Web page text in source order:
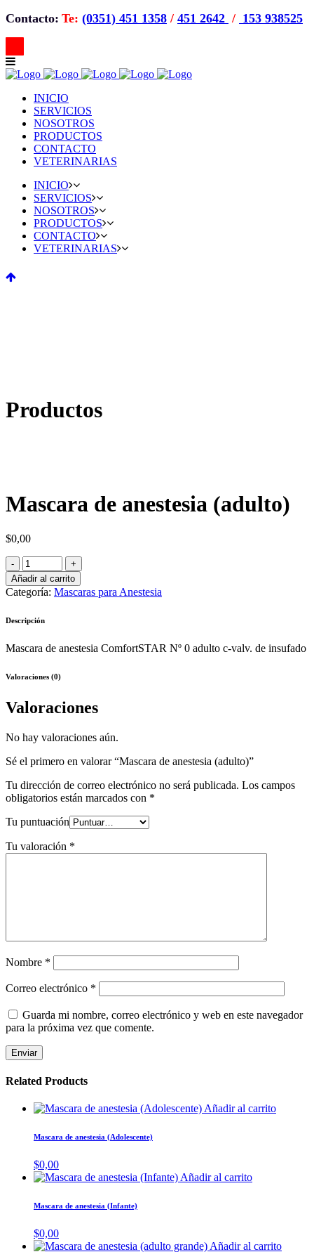
Contacto: Te: (0351) 451 1358 / 451 2642 / 153 938525
INICIO
SERVICIOS
NOSOTROS
PRODUCTOS
CONTACTO
VETERINARIAS
INICIO
SERVICIOS
NOSOTROS
PRODUCTOS
CONTACTO
VETERINARIAS
Productos
Mascara de anestesia (adulto)
$0,00
Añadir al carrito
Categoría: Mascaras para Anestesia
Descripción
Mascara de anestesia ComfortSTAR Nº 0 adulto c-valv. de insufado
Valoraciones (0)
Valoraciones
No hay valoraciones aún.
Sé el primero en valorar “Mascara de anestesia (adulto)”
Tu dirección de correo electrónico no será publicada. Los campos
obligatorios están marcados con *
Tu puntuación
Tu valoración *
Nombre *
Correo electrónico *
Guarda mi nombre, correo electrónico y web en este navegador
para la próxima vez que comente.
Related Products
Añadir al carrito
Mascara de anestesia (Adolescente)
$0,00
Añadir al carrito
Mascara de anestesia (Infante)
$0,00
Añadir al carrito